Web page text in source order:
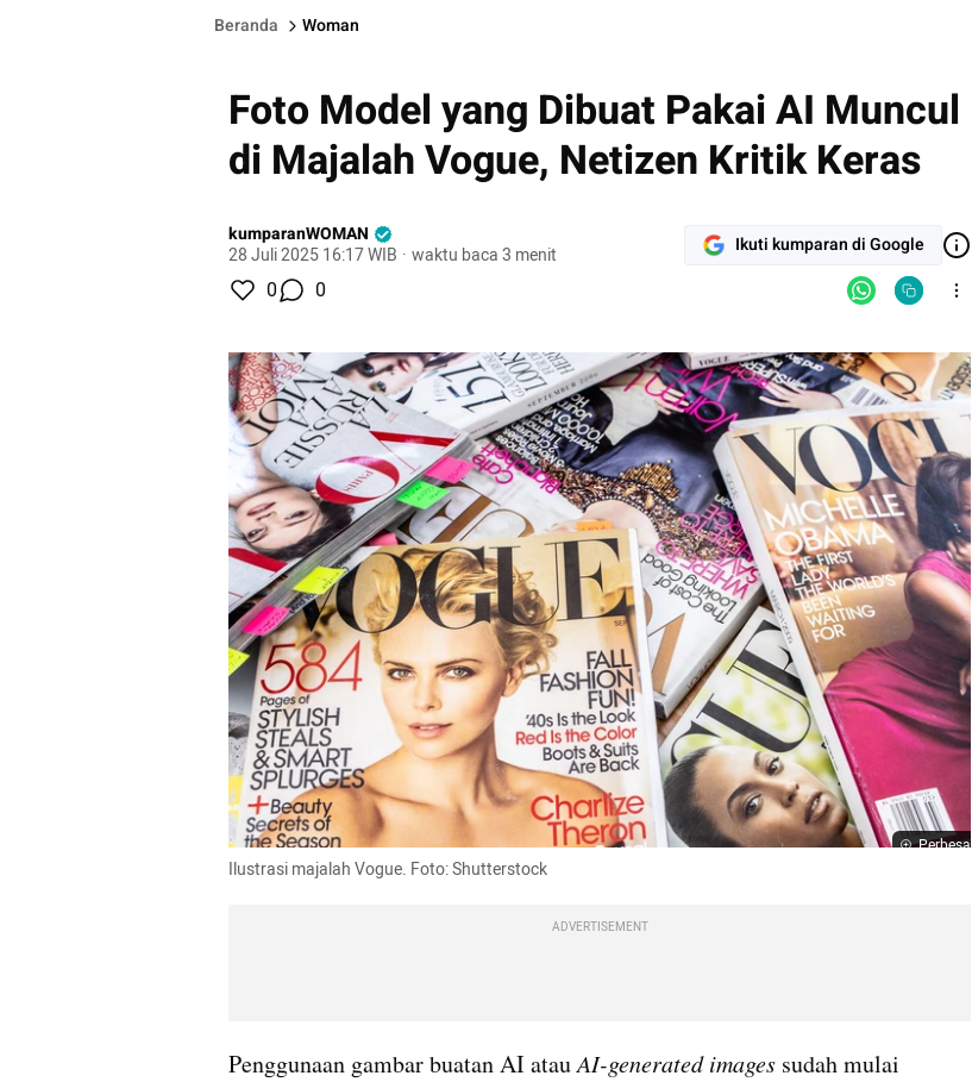
Beranda Woman
Foto Model yang Dibuat Pakai AI Muncul
di Majalah Vogue, Netizen Kritik Keras
kumparanWOMAN
28 Juli 2025 16:17 WIB · waktu baca 3 menit Ikuti kumparan di Google
0 0
Perbesar
Ilustrasi majalah Vogue. Foto: Shutterstock
ADVERTISEMENT
Penggunaan gambar buatan AI atau AI-generated images sudah mulai